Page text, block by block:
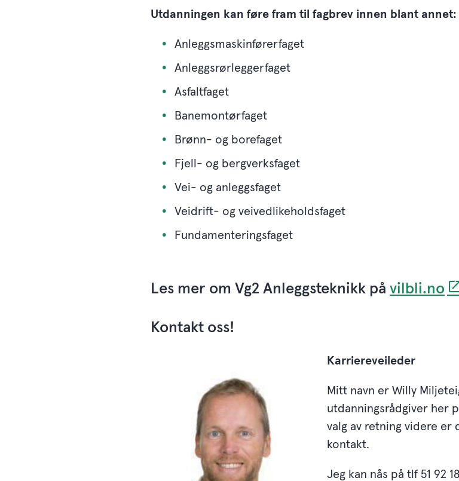
Utdanningen kan føre fram til fagbrev innen blant annet:
Anleggsmaskinførerfaget
Anleggsrørleggerfaget
Asfaltfaget
Banemontørfaget
Brønn- og borefaget
Fjell- og bergverksfaget
Vei- og anleggsfaget
Veidrift- og veivedlikeholdsfaget
Fundamenteringsfaget
Les mer om Vg2 Anleggsteknikk på vilbli.no
Kontakt oss! ​
Karriereveileder
Mitt navn er Willy
utdanningsrådgiver her
valg av retning videre er
kontakt.
Jeg kan nås på tlf 51 92